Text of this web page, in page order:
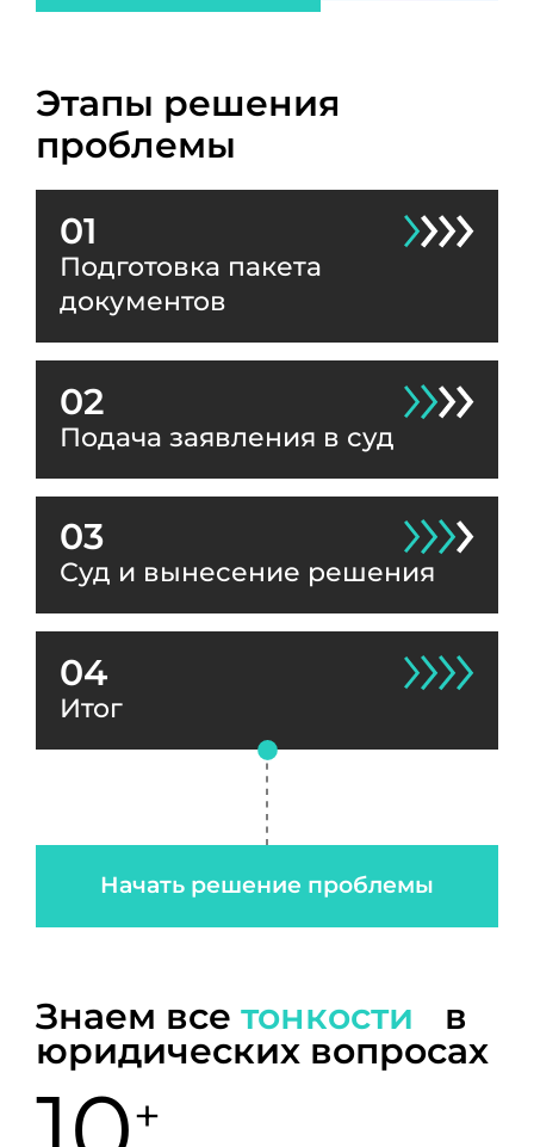
Этапы решения
проблемы
01
Подготовка пакета
документов
02
Подача заявления в суд
03
Суд и вынесение решения
04
Итог
Начать решение проблемы
Знаем все тонкости в
юридических вопросах
+